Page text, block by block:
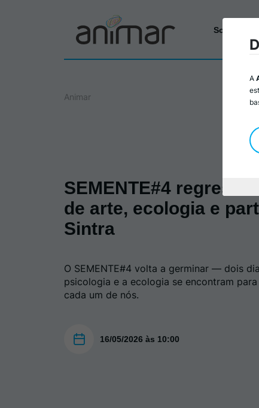
Sobre a
Animar
SEMENTE#4
de arte, ecologia e
Sintra
O SEMENTE#4 volta a germinar — dois
psicologia e a ecologia se encontram
cada um de nós.
16/05/2026 às 10:00
A